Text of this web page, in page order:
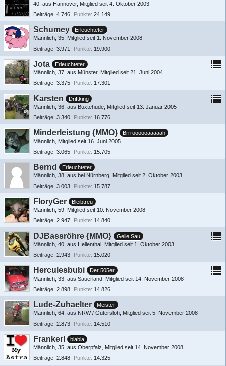
40 aus Hannover Mitglied seit 4. Oktober 2003
Beiträge 4.746 Punkte 24.149
Schumey
Erleuchteter
Männlich 35 Mitglied seit 1. November 2008
Beiträge 3.971 Punkte 19.900
Jota
Erleuchteter
Männlich 37 aus Münster Mitglied seit 21. Juni 2004
Beiträge 3.375 Punkte 17.301
Karsten
Driftking
Männlich 36 aus Buxtehude Mitglied seit 13. Januar 2005
Beiträge 3.340 Punkte 16.776
Minderleistung {MMO}
Brrröööööäääääh
Männlich Mitglied seit 16. Juni 2005
Beiträge 3.065 Punkte 15.705
Bernd
Erleuchteter
Männlich 38 aus bei Nürnberg Mitglied seit 2. Oktober 2003
Beiträge 3.003 Punkte 15.787
FloryGer
Bleibtreu
Männlich 59 Mitglied seit 10. November 2008
Beiträge 2.947 Punkte 14.840
DJBassröhre {MMO}
Geile Sau
Männlich 40 aus Hellenthal Mitglied seit 1. Oktober 2003
Beiträge 2.943 Punkte 15.020
Herculesbubi
Der 505er
Männlich 33 aus Sauerland Mitglied seit 14. November 2008
Beiträge 2.898 Punkte 14.826
Lude-Zuhaelter
Meister
Männlich 64 aus NRW / Gütersloh Mitglied seit 5. November 2008
Beiträge 2.873 Punkte 14.510
Frankerl
blabla
Männlich 35 aus Oberpfalz
Mitglied seit 14. November 2008
Beiträge 2.848 Punkte 14.325